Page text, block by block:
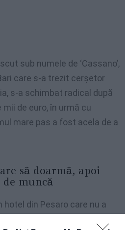
sub numele de ‘Cassano’,
care s-a trezit cerșetor
s-a schimbat radical după
de euro, în urmă cu
mare pas a fost acela de a
să doarmă, apoi
muncă
hotel din Pesaro care nu a